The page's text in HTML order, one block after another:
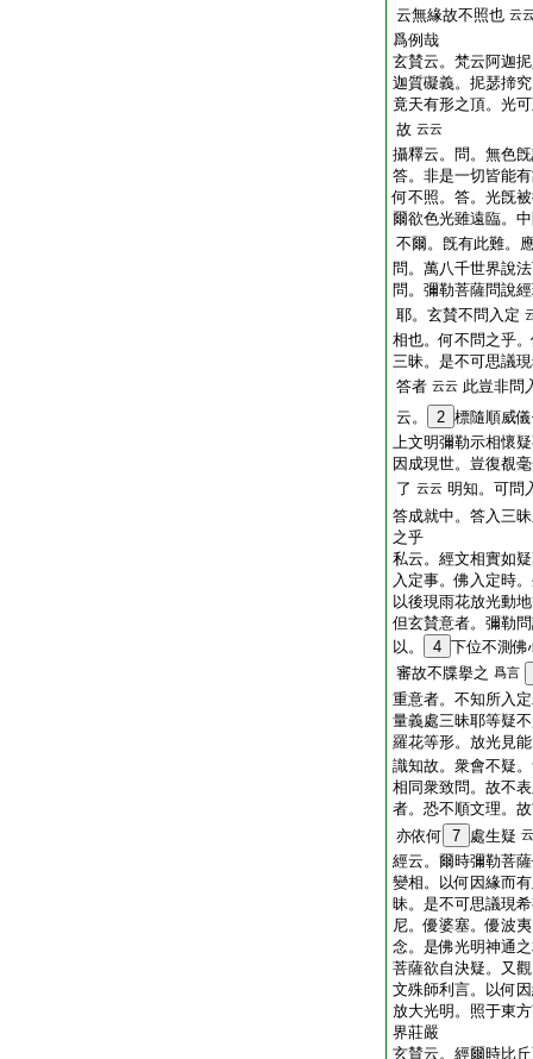
云無緣故不照也 云
爲例哉
玄賛云。梵云阿迦
迦質礙義。抳瑟揥
竟天有形之頂。光
故 云云
攝釋云。問。無色
答。非是一切皆能
何不照。答。光旣
爾欲色光雖遠臨。
不爾。旣有此難。
問。萬八千世界說
問。彌勒菩薩問說
耶。玄賛不問入定
相也。何不問之乎
三昧。是不可思議
答者 云云 此豈非問
云。
2 標隨順威
上文明彌勒示相懷
因成現世。豈復覩
了 云云 明知。可問
答成就中。答入三
之乎
私云。經文相實如
入定事。佛入定時
以後現雨花放光動
但玄賛意者。彌勒
以。
4 下位不測佛
審故不牒擧之 爲言
重意者。不知所入
量義處三昧耶等疑
羅花等形。放光見
識知故。衆會不疑
相同衆致問。故不
者。恐不順文理。
亦依何 7 處生疑
經云。爾時彌勒菩
變相。以何因緣而
昧。是不可思議現
尼。優婆塞。優波
念。是佛光明神通
菩薩欲自決疑。又
文殊師利言。以何
放大光明。照于東
界莊嚴
玄賛云。經爾時比